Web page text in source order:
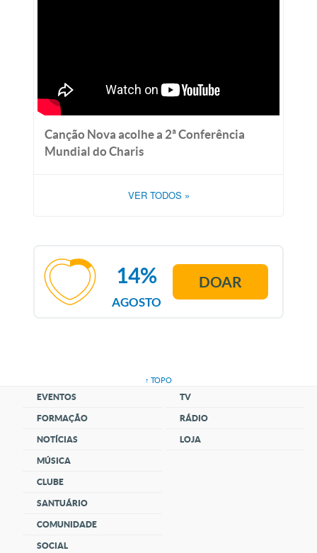
Canção Nova acolhe a 2ª Conferência
Mundial do Charis
VER TODOS »
AGOSTO
14% DOAR
↑ TOPO
EVENTOS
FORMAÇÃO
NOTÍCIAS
MÚSICA
CLUBE
SANTUÁRIO
COMUNIDADE
SOCIAL
TV
RÁDIO
LOJA